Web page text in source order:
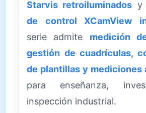
Starvis retroiluminados y
de control XCamView
serie admite medición
gestión de cuadrículas,
de plantillas y mediciones
para enseñanza,
inspección industrial.